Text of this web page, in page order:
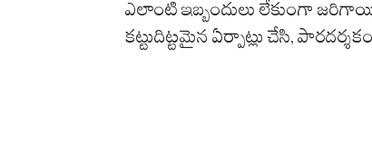
ఎలాంటి ఇబ్బందులు లేకుంగా
కట్టుదిట్టమైన ఏర్పాట్లు చేసి,